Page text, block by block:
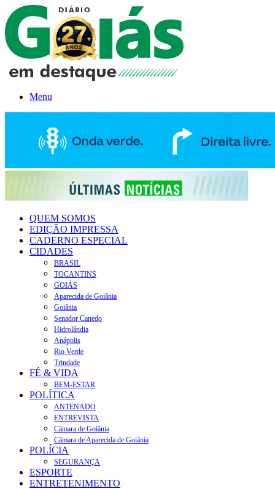
Menu
QUEM SOMOS
EDIÇÃO IMPRESSA
CADERNO ESPECIAL
CIDADES
BRASIL
TOCANTINS
GOIÁS
Aparecida de Goiânia
Goiânia
Senador Canedo
Hidrolândia
Anápolis
Rio Verde
Trindade
FÉ & VIDA
BEM-ESTAR
POLÍTICA
ANTENADO
ENTREVISTA
Câmara de Goiânia
Câmara de Aparecida de Goiânia
POLÍCIA
SEGURANÇA
ESPORTE
ENTRETENIMENTO